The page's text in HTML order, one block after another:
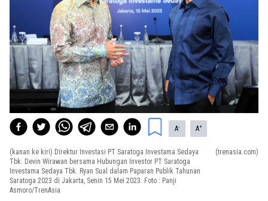
A- A+
(kanan ke kiri) Direktur Investasi PT Saratoga Investama Sedaya
Tbk. Devin Wirawan bersama Hubungan Investor PT Saratoga
Investama Sedaya Tbk. Ryan Sual dalam Paparan Publik Tahunan
Saratoga 2023 di Jakarta, Senin 15 Mei 2023. Foto : Panji
Asmoro/TrenAsia
(trenasia.com)